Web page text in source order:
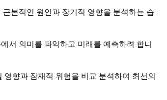
본적인 원인과 장기적 영향을 분석하는 습
서 의미를 파악하고 미래를 예측하려 합니
향과 잠재적 위험을 비교 분석하여 최선의